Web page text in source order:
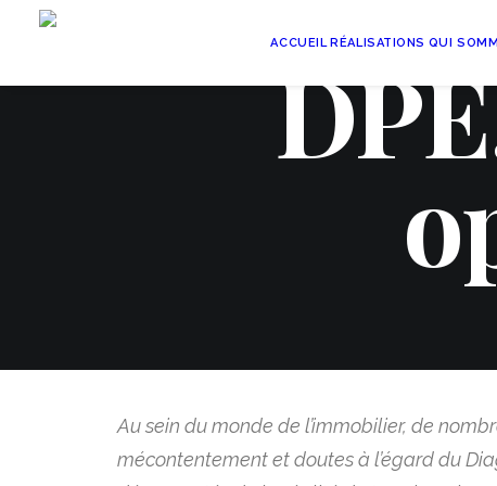
ACCUEIL RÉALISATIONS QUI
Au sein du monde de l’immobilier, de
mécontentement et doutes à l’égard du